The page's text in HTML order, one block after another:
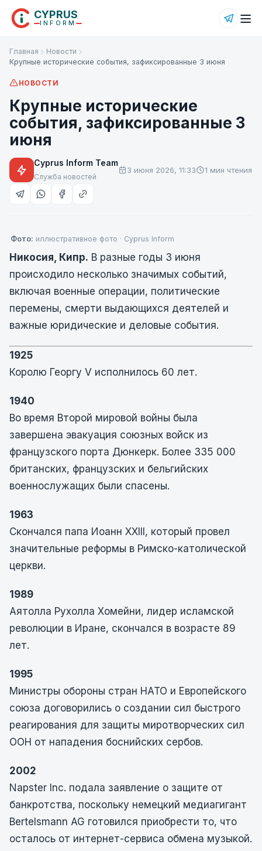
CYPRUS
INFORM
Главная
Новости
Крупные исторические события, зафиксированные 3 июня
НОВОСТИ
Крупные исторические
события, зафиксированные 3
июня
Cyprus Inform Team
Служба новостей
3 июня 2026, 11:33 1 мин чтения
Фото: иллюстративное фото · Cyprus Inform
Никосия, Кипр. В разные годы 3 июня
происходило несколько значимых событий,
включая военные операции, политические
перемены, смерти выдающихся деятелей и
важные юридические и деловые события.
1925
Королю Георгу V исполнилось 60 лет.
1940
Во время Второй мировой войны была
завершена эвакуация союзных войск из
французского порта Дюнкерк. Более 335 000
британских, французских и бельгийских
военнослужащих были спасены.
1963
Скончался папа Иоанн XXIII, который провел
значительные реформы в Римско-католической
церкви.
1989
Аятолла Рухолла Хомейни, лидер исламской
революции в Иране, скончался в возрасте 89
лет.
1995
Министры обороны стран НАТО и Европейского
союза договорились о создании сил быстрого
реагирования для защиты миротворческих сил
ООН от нападения боснийских сербов.
2002
Napster Inc. подала заявление о защите от
банкротства, поскольку немецкий медиагигант
Bertelsmann AG готовился приобрести то, что
осталось от интернет-сервиса обмена музыкой.